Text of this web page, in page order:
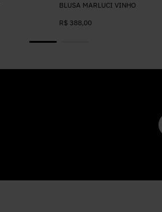
BLUSA MARLUCI VINHO
R$ 388,00